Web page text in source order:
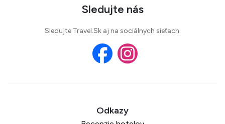
Sledujte nás
Sledujte Travel.Sk aj na sociálnych sieťach.